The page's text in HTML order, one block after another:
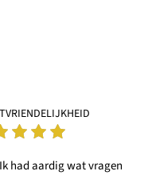
had aardig wat vragen